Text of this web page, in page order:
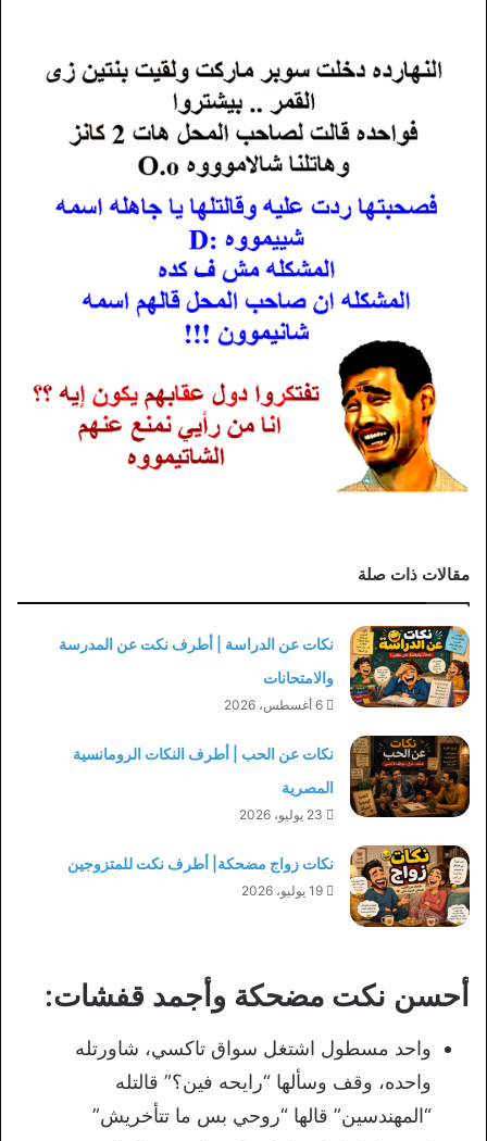
مقالات ذات صلة
نكات عن الدراسة | أطرف نكت عن المدرسة
والامتحانات
6 أغسطس، 2026
نكات عن الحب | أطرف النكات الرومانسية
المصرية
23 يوليو، 2026
نكات زواج مضحكة| أطرف نكت للمتزوجين
19 يوليو، 2026
أحسن نكت مضحكة وأجمد قفشات:
واحد مسطول اشتغل سواق تاكسي، شاورتله
واحده، وقف وسألها “رايحه فين؟” قالتله
“المهندسين” قالها “روحي بس ما تتأخريش”